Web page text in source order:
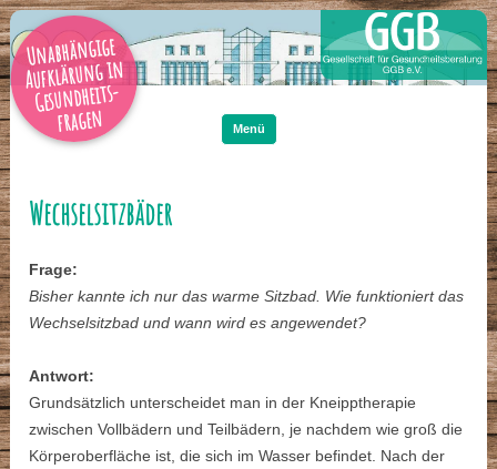
Unabhängige
Aufklärung in
Gesundheits-
fragen Menü
Wechselsitzbäder
Frage:
Bisher kannte ich nur das warme Sitzbad. Wie funktioniert das
Wechselsitzbad und wann wird es angewendet?
Antwort:
Grundsätzlich unterscheidet man in der Kneipptherapie
zwischen Vollbädern und Teilbädern, je nachdem wie groß die
Körperoberfläche ist, die sich im Wasser befindet. Nach der